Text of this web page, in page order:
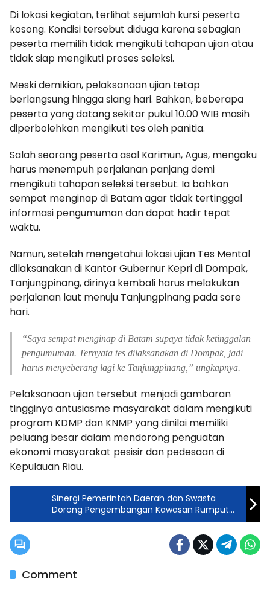
Di lokasi kegiatan, terlihat sejumlah kursi peserta
kosong. Kondisi tersebut diduga karena sebagian
peserta memilih tidak mengikuti tahapan ujian atau
tidak siap mengikuti proses seleksi.
Meski demikian, pelaksanaan ujian tetap
berlangsung hingga siang hari. Bahkan, beberapa
peserta yang datang sekitar pukul 10.00 WIB masih
diperbolehkan mengikuti tes oleh panitia.
Salah seorang peserta asal Karimun, Agus, mengaku
harus menempuh perjalanan panjang demi
mengikuti tahapan seleksi tersebut. Ia bahkan
sempat menginap di Batam agar tidak tertinggal
informasi pengumuman dan dapat hadir tepat
waktu.
Namun, setelah mengetahui lokasi ujian Tes Mental
dilaksanakan di Kantor Gubernur Kepri di Dompak,
Tanjungpinang, dirinya kembali harus melakukan
perjalanan laut menuju Tanjungpinang pada sore
hari.
“Saya sempat menginap di Batam supaya tidak ketinggalan
pengumuman. Ternyata tes dilaksanakan di Dompak, jadi
harus menyeberang lagi ke Tanjungpinang,” ungkapnya.
Pelaksanaan ujian tersebut menjadi gambaran
tingginya antusiasme masyarakat dalam mengikuti
program KDMP dan KNMP yang dinilai memiliki
peluang besar dalam mendorong penguatan
ekonomi masyarakat pesisir dan pedesaan di
Kepulauan Riau.
Sinergi Pemerintah Daerah dan Swasta
Dorong Pengembangan Kawasan Rumput
Laut Lingga
Comment